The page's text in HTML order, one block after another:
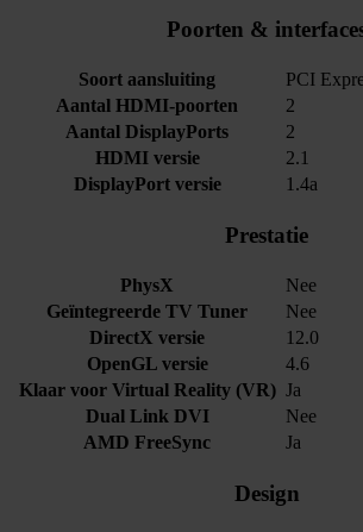
Poorten &
Soort aansluiting
PCI
Aantal HDMI-poorten
2
Aantal DisplayPorts
2
HDMI versie
2.1
DisplayPort versie
1.4a
Prestatie
PhysX
Nee
Geïntegreerde TV Tuner
Nee
DirectX versie
12.0
OpenGL versie
4.6
Klaar voor Virtual Reality (VR) Ja
Dual Link DVI
Nee
AMD FreeSync
Ja
Design